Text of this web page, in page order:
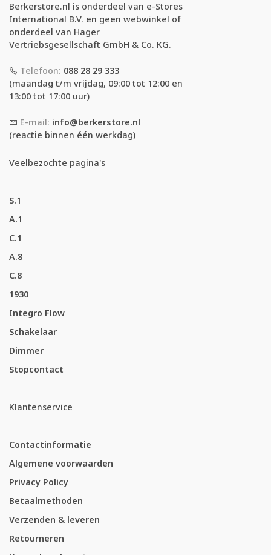
Berkerstore.nl is onderdeel van e-Stores
International B.V. en geen webwinkel of
onderdeel van Hager
Vertriebsgesellschaft GmbH & Co. KG.
Telefoon: 088 28 29 333
(maandag t/m vrijdag, 09:00 tot 12:00 en
13:00 tot 17:00 uur)
E-mail: info@berkerstore.nl
(reactie binnen één werkdag)
Veelbezochte pagina's
S.1
A.1
C.1
A.8
C.8
1930
Integro Flow
Schakelaar
Dimmer
Stopcontact
Klantenservice
Contactinformatie
Algemene voorwaarden
Privacy Policy
Betaalmethoden
Verzenden & leveren
Retourneren